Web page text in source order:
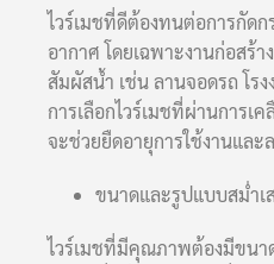
ไวร์เมชที่ดีต้องทนต่อการกัด
อากาศ โดยเฉพาะงานก่อสร้
สัมผัสน้ำ เช่น ลานจอดรถ โร
การเลือกไวร์เมชที่ผ่านการเ
จะช่วยยืดอายุการใช้งานแล
ขนาดและรูปแบบสม่ำเ
ไวร์เมชที่มีคุณภาพต้องมีขนา